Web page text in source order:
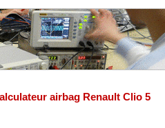
airbag Renault Clio 5